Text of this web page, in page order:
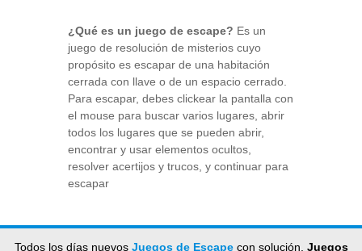
¿Qué es un juego de escape? Es un
juego de resolución de misterios cuyo
propósito es escapar de una habitación
cerrada con llave o de un espacio cerrado.
Para escapar, debes clickear la pantalla con
el mouse para buscar varios lugares, abrir
todos los lugares que se pueden abrir,
encontrar y usar elementos ocultos,
resolver acertijos y trucos, y continuar para
escapar
Todos los días nuevos Juegos de Escapecon solución, Juegos